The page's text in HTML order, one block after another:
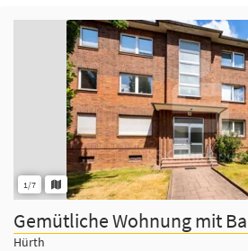
1/7
Gemütliche Wohnung mit
Hürth